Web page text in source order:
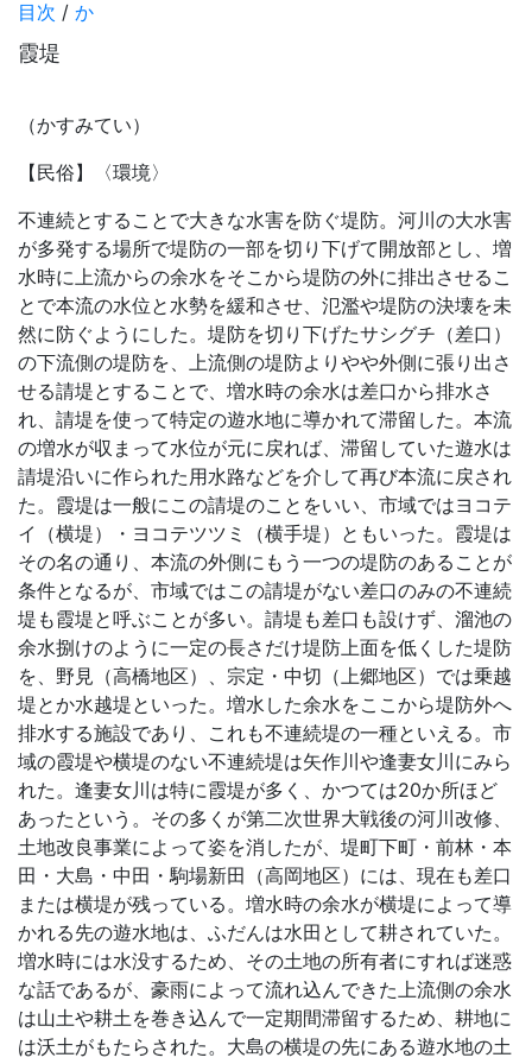
目次 / か
霞堤
（かすみてい）
【民俗】〈環境〉
不連続とすることで大きな水害を防ぐ堤防。河川の大水害
が多発する場所で堤防の一部を切り下げて開放部とし、増
水時に上流からの余水をそこから堤防の外に排出させるこ
とで本流の水位と水勢を緩和させ、氾濫や堤防の決壊を未
然に防ぐようにした。堤防を切り下げたサシグチ（差口）
の下流側の堤防を、上流側の堤防よりやや外側に張り出さ
せる請堤とすることで、増水時の余水は差口から排水さ
れ、請堤を使って特定の遊水地に導かれて滞留した。本流
の増水が収まって水位が元に戻れば、滞留していた遊水は
請堤沿いに作られた用水路などを介して再び本流に戻され
た。霞堤は一般にこの請堤のことをいい、市域ではヨコテ
イ（横堤）・ヨコテツツミ（横手堤）ともいった。霞堤は
その名の通り、本流の外側にもう一つの堤防のあることが
条件となるが、市域ではこの請堤がない差口のみの不連続
堤も霞堤と呼ぶことが多い。請堤も差口も設けず、溜池の
余水捌けのように一定の長さだけ堤防上面を低くした堤防
を、野見（高橋地区）、宗定・中切（上郷地区）では乗越
堤とか水越堤といった。増水した余水をここから堤防外へ
排水する施設であり、これも不連続堤の一種といえる。市
域の霞堤や横堤のない不連続堤は矢作川や逢妻女川にみら
れた。逢妻女川は特に霞堤が多く、かつては20か所ほど
あったという。その多くが第二次世界大戦後の河川改修、
土地改良事業によって姿を消したが、堤町下町・前林・本
田・大島・中田・駒場新田（高岡地区）には、現在も差口
または横堤が残っている。増水時の余水が横堤によって導
かれる先の遊水地は、ふだんは水田として耕されていた。
増水時には水没するため、その土地の所有者にすれば迷惑
な話であるが、豪雨によって流れ込んできた上流側の余水
は山土や耕土を巻き込んで一定期間滞留するため、耕地に
は沃土がもたらされた。大島の横堤の先にある遊水地の土